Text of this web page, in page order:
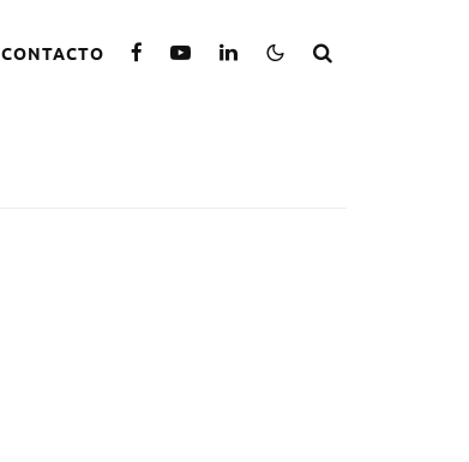
CONTACTO